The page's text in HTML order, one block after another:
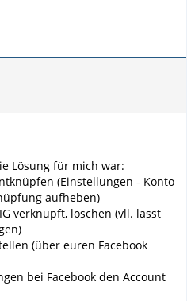
Lösung für mich war:
(Einstellungen - Konto
aufheben)
verknüpft, löschen (vll. lässt
(über euren Facebook
bei Facebook den Account